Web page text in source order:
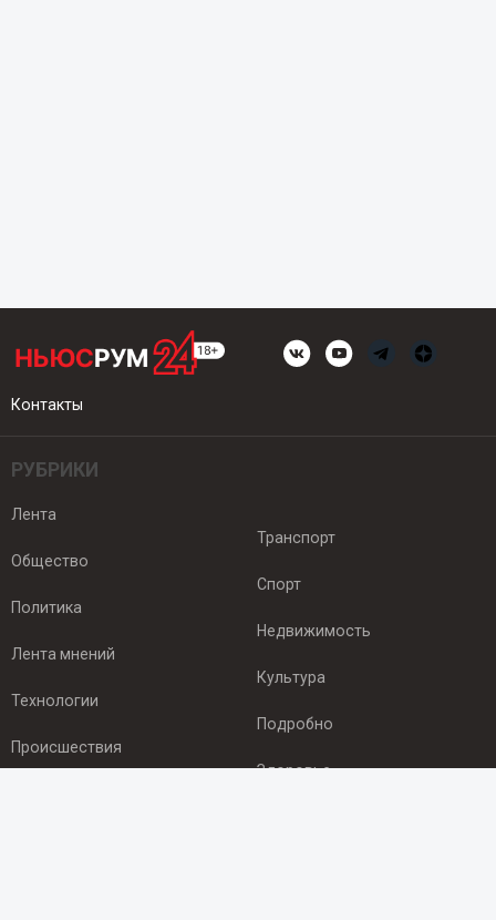
Контакты
РУБРИКИ
Лента
Общество
Политика
Лента мнений
Технологии
Происшествия
Транспорт
Спорт
Недвижимость
Культура
Подробно
Здоровье